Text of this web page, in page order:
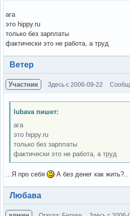
ага
это hippy.ru
только без зарплаты
фактически это не работа, а труд
Вне форума
Ветер
Участник Здесь с 2006-09-22
lubava пишет:
ага
это hippy.ru
только без зарплаты
фактически это не работа, а труд
...Я про себя А без денег как жить?..
Вне форума
Любава